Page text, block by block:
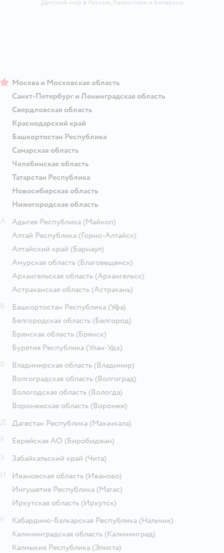
Детский мир в России, Казахстанеи Беларуси
Москва и Московская область
Санкт-Петербург и Ленинградская область
Свердловская область
Краснодарский край
Башкортостан Республика
Самарская область
Челябинская область
Татарстан Республика
Новосибирская область
Нижегородская область
Адыгея Республика (Майкоп)
Алтай Республика (Горно-Алтайск)
Алтайский край (Барнаул)
Амурская область (Благовещенск)
Архангельская область (Архангельск)
Астраханская область (Астрахань)
Башкортостан Республика (Уфа)
Белгородская область (Белгород)
Брянская область (Брянск)
Бурятия Республика (Улан-Удэ)
Владимирская область (Владимир)
Волгоградская область (Волгоград)
Вологодская область (Вологда)
Воронежская область (Воронеж)
Дагестан Республика (Махачкала)
Еврейская АО (Биробиджан)
Забайкальский край (Чита)
Ивановская область (Иваново)
Ингушетия Республика (Магас)
Иркутская область (Иркутск)
Кабардино-Балкарская Республика (Нальчик)
Калининградская область (Калининград)
Калмыкия Республика (Элиста)